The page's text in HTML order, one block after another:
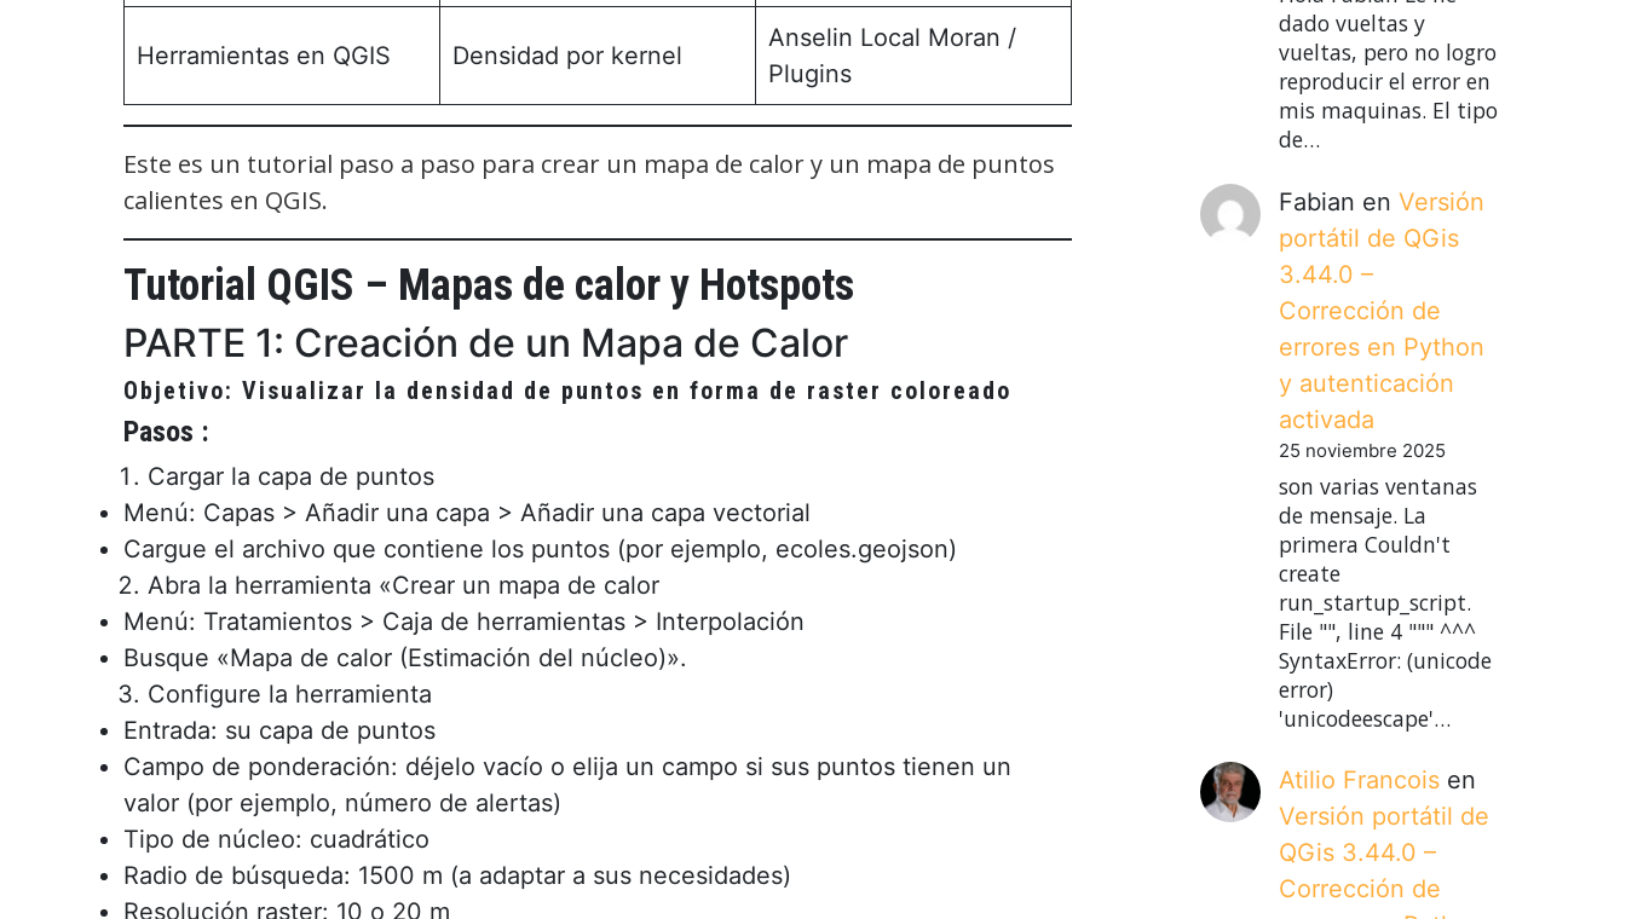
Herramientas en QGIS Densidad por kernel
Anselin Local Moran /
Plugins
Este es un tutorial paso a paso para crear un mapa de calor y un mapa de puntos
calientes en QGIS.
Tutorial QGIS – Mapas de calor y Hotspots
PARTE 1: Creación de un Mapa de Calor
Objetivo: Visualizar la densidad de puntos en forma de raster coloreado
Pasos :
Cargar la capa de puntos
Menú: Capas > Añadir una capa > Añadir una capa vectorial
Cargue el archivo que contiene los puntos (por ejemplo, ecoles.geojson)
Abra la herramienta «Crear un mapa de calor
Menú: Tratamientos > Caja de herramientas > Interpolación
Busque «Mapa de calor (Estimación del núcleo)».
Configure la herramienta
Entrada: su capa de puntos
Campo de ponderación: déjelo vacío o elija un campo si sus puntos tienen un
valor (por ejemplo, número de alertas)
Tipo de núcleo: cuadrático
Radio de búsqueda: 1500 m (a adaptar a sus necesidades)
Resolución raster: 10 o 20 m
dado vueltas y
vueltas, pero no logro
reproducir el error en
mis maquinas. El tipo
de…
Fabian en Versión
portátil de QGis
3.44.0 –
Corrección de
errores en Python
y autenticación
activada
25 noviembre 2025
son varias ventanas
de mensaje. La
primera Couldn't
create
run_startup_script.
File "", line 4 """ ^^^
SyntaxError: (unicode
error)
'unicodeescape'…
Atilio Francois en
Versión portátil de
QGis 3.44.0 –
Corrección de